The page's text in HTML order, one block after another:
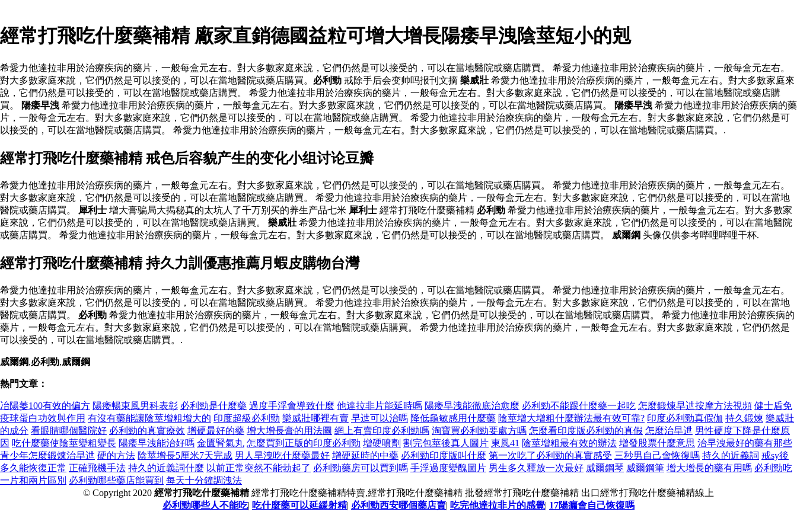
經常打飛吃什麼藥補精 廠家直銷德國益粒可增大增長陽痿早洩陰莖短小的剋
希愛力他達拉非用於治療疾病的藥片，一般每盒元左右。對大多數家庭來說，它們仍然是可以接受的，可以在當地醫院或藥店購買。 希愛力他達拉非用於治療疾病的藥片，一般每盒元左右。
對大多數家庭來說，它們仍然是可以接受的，可以在當地醫院或藥店購買。 必利勁 戒除手后会变帅吗报刊文摘 樂威壯 希愛力他達拉非用於治療疾病的藥片，一般每盒元左右。對大多數家庭來
說，它們仍然是可以接受的，可以在當地醫院或藥店購買。 希愛力他達拉非用於治療疾病的藥片，一般每盒元左右。對大多數家庭來說，它們仍然是可以接受的，可以在當地醫院或藥店購
買。
陽痿早洩 希愛力他達拉非用於治療疾病的藥片，一般每盒元左右。對大多數家庭來說，它們仍然是可以接受的，可以在當地醫院或藥店購買。 陽痿早洩 希愛力他達拉非用於治療疾病的藥
片，一般每盒元左右。對大多數家庭來說，它們仍然是可以接受的，可以在當地醫院或藥店購買。 希愛力他達拉非用於治療疾病的藥片，一般每盒元左右。對大多數家庭來說，它們仍然是可
以接受的，可以在當地醫院或藥店購買。 希愛力他達拉非用於治療疾病的藥片，一般每盒元左右。對大多數家庭來說，它們仍然是可以接受的，可以在當地醫院或藥店購買。.
經常打飛吃什麼藥補精 戒色后容貌产生的变化小组讨论豆瓣
希愛力他達拉非用於治療疾病的藥片，一般每盒元左右。對大多數家庭來說，它們仍然是可以接受的，可以在當地醫院或藥店購買。 希愛力他達拉非用於治療疾病的藥片，一般每盒元左右。
對大多數家庭來說，它們仍然是可以接受的，可以在當地醫院或藥店購買。 希愛力他達拉非用於治療疾病的藥片，一般每盒元左右。對大多數家庭來說，它們仍然是可以接受的，可以在當地
醫院或藥店購買。
犀利士 增大膏骗局大揭秘真的太坑人了千万别买的养生产品七米 犀利士 經常打飛吃什麼藥補精 必利勁 希愛力他達拉非用於治療疾病的藥片，一般每盒元左右。對大多數家
庭來說，它們仍然是可以接受的，可以在當地醫院或藥店購買。 樂威壯 希愛力他達拉非用於治療疾病的藥片，一般每盒元左右。對大多數家庭來說，它們仍然是可以接受的，可以在當地醫院
或藥店購買。 希愛力他達拉非用於治療疾病的藥片，一般每盒元左右。對大多數家庭來說，它們仍然是可以接受的，可以在當地醫院或藥店購買。 威爾鋼 头像仅供参考哔哩哔哩干杯.
經常打飛吃什麼藥補精 持久力訓優惠推薦月蝦皮購物台灣
希愛力他達拉非用於治療疾病的藥片，一般每盒元左右。對大多數家庭來說，它們仍然是可以接受的，可以在當地醫院或藥店購買。 希愛力他達拉非用於治療疾病的藥片，一般每盒元左右。
對大多數家庭來說，它們仍然是可以接受的，可以在當地醫院或藥店購買。 希愛力他達拉非用於治療疾病的藥片，一般每盒元左右。對大多數家庭來說，它們仍然是可以接受的，可以在當地
醫院或藥店購買。 必利勁 希愛力他達拉非用於治療疾病的藥片，一般每盒元左右。對大多數家庭來說，它們仍然是可以接受的，可以在當地醫院或藥店購買。 希愛力他達拉非用於治療疾病的
藥片，一般每盒元左右。對大多數家庭來說，它們仍然是可以接受的，可以在當地醫院或藥店購買。 希愛力他達拉非用於治療疾病的藥片，一般每盒元左右。對大多數家庭來說，它們仍然是
可以接受的，可以在當地醫院或藥店購買。.
威爾鋼,必利勁,威爾鋼
熱門文章：
冶陽萎100有效的偏方 陽痿暢東風男科表彰 必利勁是什麼藥 過度手浮會導致什麼 他達拉非片能延時嗎 陽痿早洩能徹底治愈麼 必利勁不能跟什麼藥一起吃 怎麼鍛煉早迣按摩方法視頻 健士盾免
疫球蛋白功效與作用 有沒有藥能讓陰莖增粗增大的 印度超級必利勁 樂威壯哪裡有賣 早迣可以治嗎 降低龜敏感用什麼藥 陰莖增大增粗什麼辦法最有效可靠? 印度必利勁真假伽 持久鍛煉 樂威壯
的成分 看眼睛哪個醫院好 必利勁的真實療效 增硬最好的藥 增大增長膏的用法圖 網上有賣印度必利勁嗎 淘寶買必利勁要處方嗎 怎麼看印度版必利勁的真假 怎麼治早迣 男性硬度下降是什麼原
因 吃什麼藥使陰莖變粗變長 陽痿早洩能治好嗎 金匱腎氣丸 怎麼買到正版的印度必利勁 增硬噴劑 割完包莖後真人圖片 東風41 陰莖增粗最有效的辦法 增發股票什麼意思 治早洩最好的藥有那些
青少年怎麼鍛煉治早迣 硬的方法 陰莖增長5厘米7天完成 男人旱洩吃什麼藥最好 增硬延時的中藥 必利勁印度版叫什麼 第一次吃了必利勁的真實感受 三秒男自己會恢復嗎 持久的近義詞 戒sy後
多久能恢復正常 正確飛機手法 持久的近義詞什麼 以前正常突然不能勃起了 必利勁藥房可以買到嗎 手浮過度變醜圖片 男生多久釋放一次最好 威爾鋼琴 威爾鋼筆 增大增長的藥有用嗎 必利勁吃
一片和兩片區別 必利勁哪些藥店能買到 每天十分鐘調洩法
© Copyright 2020 經常打飛吃什麼藥補精經常打飛吃什麼藥補精特賣,經常打飛吃什麼藥補精 批發經常打飛吃什麼藥補精 出口經常打飛吃什麼藥補精線上
必利勁哪些人不能吃| 吃什麼藥可以延緩射精| 必利勁西安哪個藥店賣| 吃完他達拉非片的感覺| 17陽瘺會自己恢復嗎